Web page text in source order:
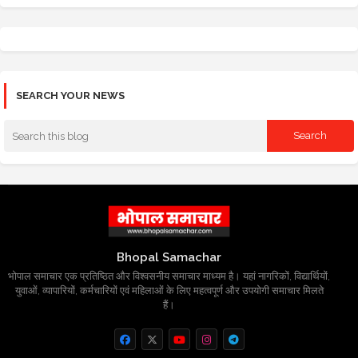
SEARCH YOUR NEWS
Bhopal Samachar
भोपाल समाचार एक प्रतिष्ठित और विश्वसनीय समाचार माध्यम है। यहां नागरिकों, विद्यार्थियों,
युवाओं, व्यापारियों, कर्मचारियों एवं महिलाओं के लिए महत्वपूर्ण और उपयोगी समाचार मिलते
हैं।